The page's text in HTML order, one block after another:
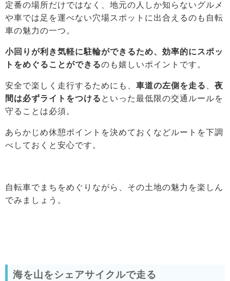
定番の場所だけではなく、地元の人しか知らないグルメ
や車では足を運べない穴場スポットに出合えるのも自転
車の魅力の一つ。
小回りが利き気軽に駐輪ができるため、効率的にスポッ
トをめぐることができるのも嬉しいポイントです。
安全で楽しく走行するためにも、 車道の左側を走る
夜
間は必ずライトをつける といった最低限の交通ルールを
守ることは必須。
あらかじめ休憩ポイントを決めておくなどルートを下調
べしておくと安心です。
自転車でまちをめぐりながら、その土地の魅力を楽しん
でみましょう。
海を山をシェアサイクルで走る